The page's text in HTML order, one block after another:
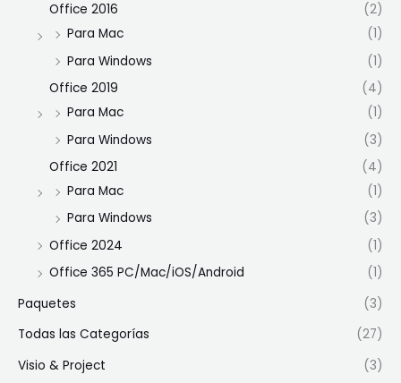
Office 2016
(2)
Para Mac
(1)
Para Windows
(1)
Office 2019
(4)
Para Mac
(1)
Para Windows
(3)
Office 2021
(4)
Para Mac
(1)
Para Windows
(3)
Office 2024
(1)
Office 365 PC/Mac/iOS/Android
(1)
Paquetes
(3)
Todas las Categorías
(27)
Visio & Project
(3)